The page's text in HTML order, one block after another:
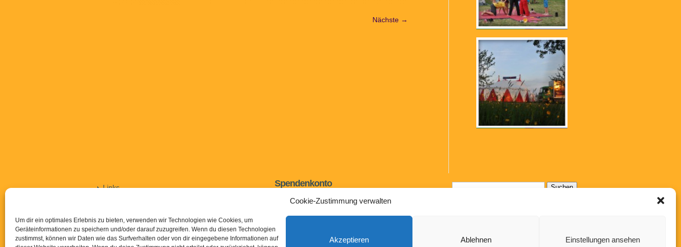
Cookie-Zustimmung verwalten
Um dir ein optimales Erlebnis zu bieten, verwenden wir Technologien wie Cookies, um
Geräteinformationen zu speichern und/oder darauf zuzugreifen. Wenn du diesen Technologien
zustimmst, können wir Daten wie das Surfverhalten oder von dir eingegebene Informationen auf
Akzeptieren Ablehnen Einstellungen ansehen
Nächste →
Links
Impressum
Datenschutzerklärung
Spendenkonto
IBAN: DE73 7955 0000 0620 0215 35
Suchen
nach: